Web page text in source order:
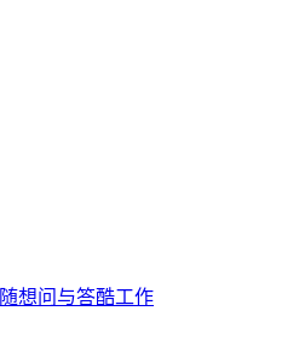
随想问与答酷工作